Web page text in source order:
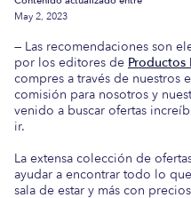
May 2, 2023
— Las recomendaciones son
por los editores de
compres a través de nuestros
comisión para nosotros y
venido a buscar ofertas
ir.
La extensa colección de
ayudar a encontrar todo lo
sala de estar y más con